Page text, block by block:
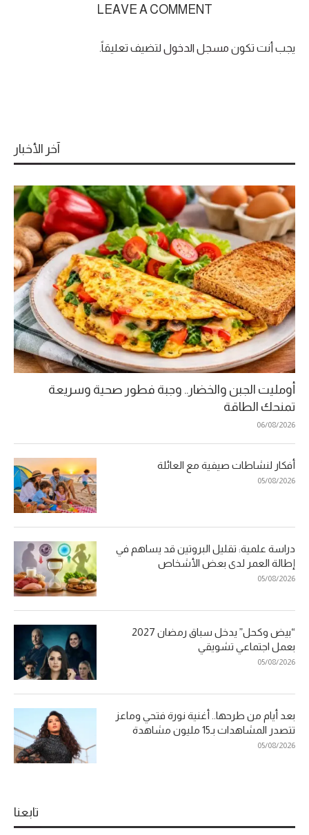
LEAVE A COMMENT
يجب أنت تكون مسجل الدخول لتضيف تعليقاً.
آخر الأخبار
أومليت الجبن والخضار.. وجبة فطور صحية وسريعة
تمنحك الطاقة
06/08/2026
أفكار لنشاطات صيفية مع العائلة
05/08/2026
دراسة علمية: تقليل البروتين قد يساهم في
إطالة العمر لدى بعض الأشخاص
05/08/2026
“بيض وكحل” يدخل سباق رمضان 2027
بعمل اجتماعي تشويقي
05/08/2026
بعد أيام من طرحها.. أغنية نورة فتحي وماعز
تتصدر المشاهدات بـ15 مليون مشاهدة
05/08/2026
تابعنا